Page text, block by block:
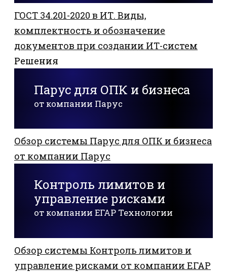
ГОСТ 34.201-2020 в ИТ. Виды,
комплектность и обозначение
документов при создании ИТ-систем
Решения
Парус для ОПК и бизнеса
от компании Парус
Обзор системы Парус для ОПК и бизнеса
от компании Парус
Контроль лимитов и
управление рисками
от компании ЕГАР Технологии
Обзор системы Контроль лимитов и
управление рисками от компании ЕГАР